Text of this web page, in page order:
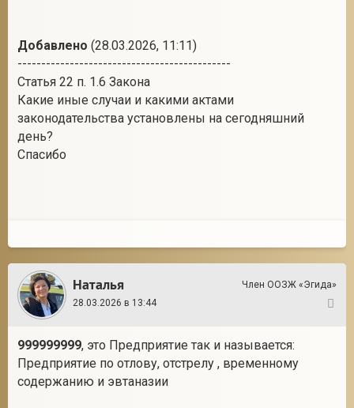
Добавлено (28.03.2026, 11:11)
---------------------------------------------
Статья 22 п. 1.6 Закона
Какие иные случаи и какими актами
законодательства установлены на сегодняшний
день?
Спасибо
Наталья
Член ООЗЖ «Эгида»
28.03.2026 в 13:44
999999999, это Предприятие так и называется:
Предприятие по отлову, отстрелу , временному
содержанию и эвтаназии